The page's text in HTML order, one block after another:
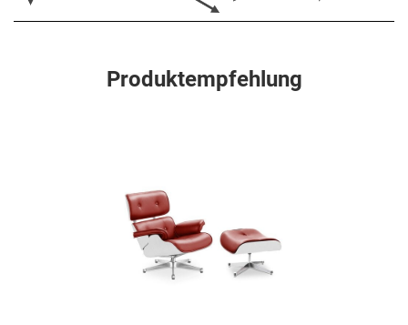
Produktempfehlung